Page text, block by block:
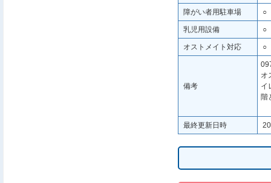
障がい者用駐車場 ○
乳児用設備 ○
オストメイト対応 ○
備考
オ
イ
階
最終更新日時